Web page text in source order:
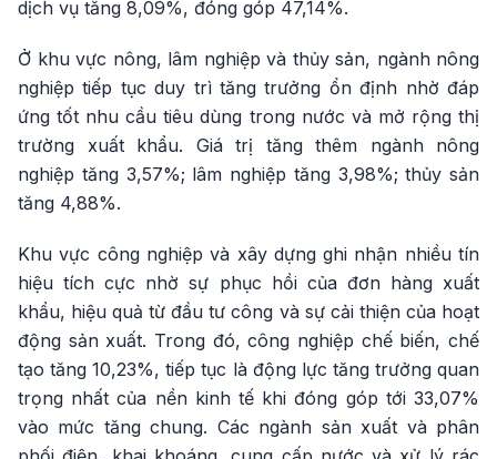
dịch vụ tăng 8,09%, đóng góp 47,14%.
Ở khu vực nông, lâm nghiệp và thủy sản, ngành nông
nghiệp tiếp tục duy trì tăng trưởng ổn định nhờ đáp
ứng tốt nhu cầu tiêu dùng trong nước và mở rộng thị
trường xuất khẩu. Giá trị tăng thêm ngành nông
nghiệp tăng 3,57%; lâm nghiệp tăng 3,98%; thủy sản
tăng 4,88%.
Khu vực công nghiệp và xây dựng ghi nhận nhiều tín
hiệu tích cực nhờ sự phục hồi của đơn hàng xuất
khẩu, hiệu quả từ đầu tư công và sự cải thiện của hoạt
động sản xuất. Trong đó, công nghiệp chế biến, chế
tạo tăng 10,23%, tiếp tục là động lực tăng trưởng quan
trọng nhất của nền kinh tế khi đóng góp tới 33,07%
vào mức tăng chung. Các ngành sản xuất và phân